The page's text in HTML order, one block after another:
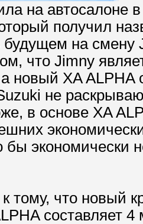
на автосалоне
получил
на смену
что Jimny
новый XA ALPHA
не
в основе XA
экономически
к тому, что новый
составляет